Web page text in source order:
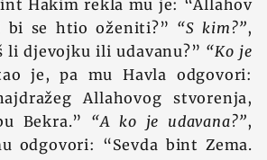
Hakim rekla mu je: “Allahov
bi se htio oženiti?” “S kim?”,
li djevojku ili udavanu?” “Ko je
je, pa mu Havla odgovori:
Allahovog stvorenja,
Bekra.” “A ko je udavana?”,
odgovori: “Sevda bint Zema.